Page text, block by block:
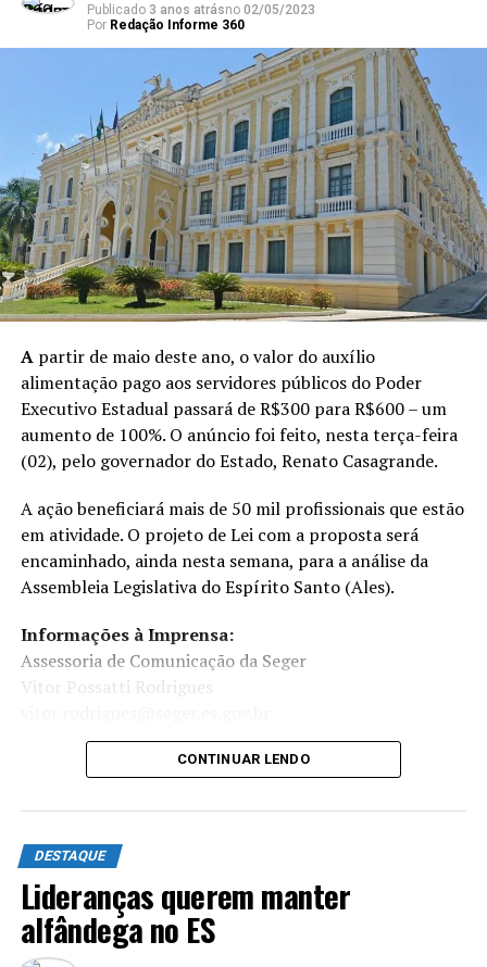
Publicado 3 anos atrásno 02/05/2023
Por Redação Informe 360
Apartir de maio deste ano, o valor do auxílio
alimentação pago aos servidores públicos do Poder
Executivo Estadual passará de R$300 para R$600 – um
aumento de 100%. O anúncio foi feito, nesta terça-feira
(02), pelo governador do Estado, Renato Casagrande.
A ação beneficiará mais de 50 mil profissionais que estão
em atividade. O projeto de Lei com a proposta será
encaminhado, ainda nesta semana, para a análise da
Assembleia Legislativa do Espírito Santo (Ales).
Informações à Imprensa:
Assessoria de Comunicação da Seger
Vitor Possatti Rodrigues
CONTINUAR LENDO
DESTAQUE
Lideranças querem manter
alfândega no ES